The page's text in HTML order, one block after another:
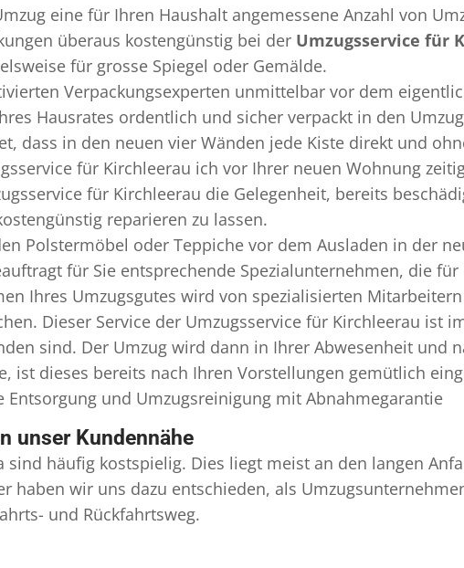
eine für Ihren Haushalt angemessene Anzahl von
überaus kostengünstig bei der Umzugsservice für
für grosse Spiegel oder Gemälde.
Verpackungsexperten unmittelbar vor dem
Hausrates ordentlich und sicher verpackt in den
dass in den neuen vier Wänden jede Kiste direkt und
für Kirchleerau ich vor Ihrer neuen Wohnung
für Kirchleerau die Gelegenheit, bereits
reparieren zu lassen.
Polstermöbel oder Teppiche vor dem Ausladen in der
für Sie entsprechende Spezialunternehmen, die
Ihres Umzugsgutes wird von spezialisierten
Dieser Service der Umzugsservice für Kirchleerau ist
sind. Der Umzug wird dann in Ihrer Abwesenheit und
ist dieses bereits nach Ihren Vorstellungen gemütlich
Entsorgung und Umzugsreinigung mit Abnahmegarantie
unser Kundennähe
häufig kostspielig. Dies liegt meist an den langen
haben wir uns dazu entschieden, als
und Rückfahrtsweg.